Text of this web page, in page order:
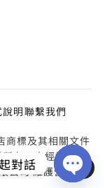
明聯繫我們
標及其相關文件
有，未經授權請
公司 維護營運
對話